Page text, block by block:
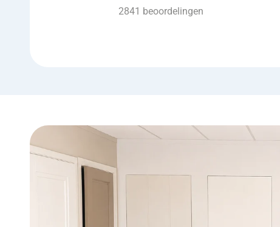
2841 beoordelingen
Ad van Venrooij